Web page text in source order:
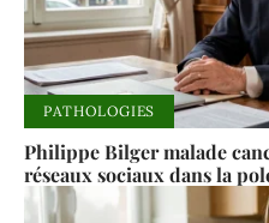
PATHOLOGIES
Philippe Bilger malade
réseaux sociaux dans la